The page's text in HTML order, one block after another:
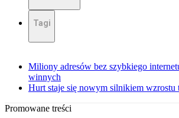
Tagi
Miliony adresów bez szybkiego
winnych
Hurt staje się nowym silnikiem wzrostu
Promowane treści